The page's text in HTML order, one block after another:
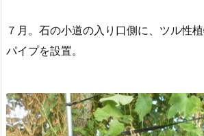
７月。石の小道の入り口側に、ツル性
パイプを設置。